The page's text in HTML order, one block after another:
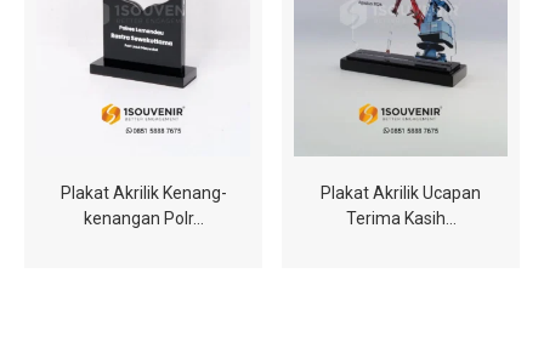
Plakat Akrilik Kenang-
kenangan Polr…
Plakat Akrilik Ucapan
Terima Kasih…